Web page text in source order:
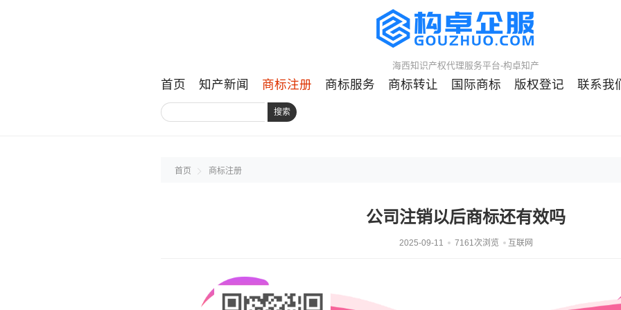
海西知识产权代理服务平台-构卓知产
首页 知产新闻 商标注册 商标服务 商标转让 国际商标 版权登记 联系我
搜索
首页 商标注册
公司注销以后商标还有效吗
2025-09-11 7161次浏览 互联网